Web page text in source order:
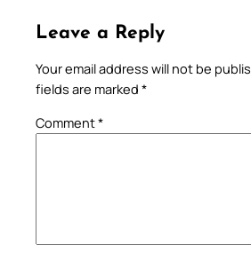
Leave a Reply
Your email address will not be
fields are marked *
Comment*